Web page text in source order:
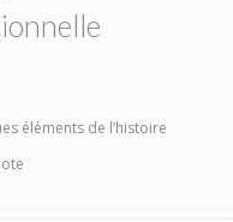
éléments de l’histoire